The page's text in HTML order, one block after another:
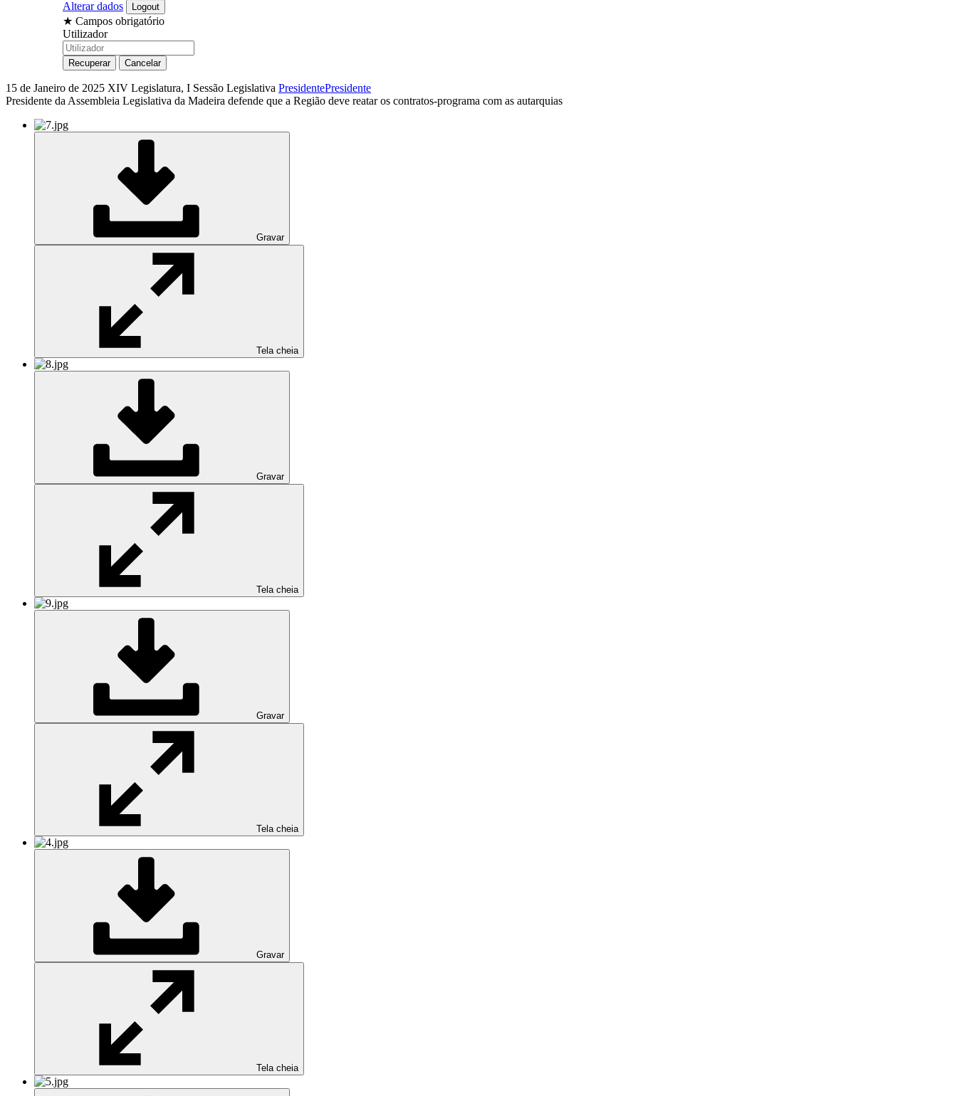
Alterar dados
★ Campos obrigatório
Utilizador
15 de Janeiro de 2025 XIV Legislatura, I Sessão Legislativa PresidentePresidente
Presidente da Assembleia Legislativa da Madeira defende que a Região deve reatar os contratos-programa com as autarquias
Gravar
Tela cheia
Gravar
Tela cheia
Gravar
Tela cheia
Gravar
Tela cheia